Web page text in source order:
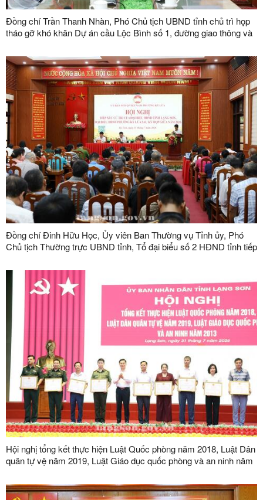
Đồng chí Trần Thanh Nhàn, Phó Chủ tịch UBND tỉnh chủ trì họp
tháo gỡ khó khăn Dự án cầu Lộc Bình số 1, đường giao thông và
Đồng chí Đinh Hữu Học, Ủy viên Ban Thường vụ Tỉnh ủy, Phó
Chủ tịch Thường trực UBND tỉnh, Tổ đại biểu số 2 HĐND tỉnh tiếp
Hội nghị tổng kết thực hiện Luật Quốc phòng năm 2018, Luật Dân
quân tự vệ năm 2019, Luật Giáo dục quốc phòng và an ninh năm